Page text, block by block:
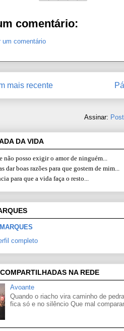
comentário:
um comentário
mais recente
Assinar:
DA VIDA
não posso exigir o amor de ninguém...
dar boas razões para que gostem de mim...
para que a vida faça o resto...
completo
NA REDE
Avoante
Quando o riacho vira caminho de
fica só e no silêncio Que mal